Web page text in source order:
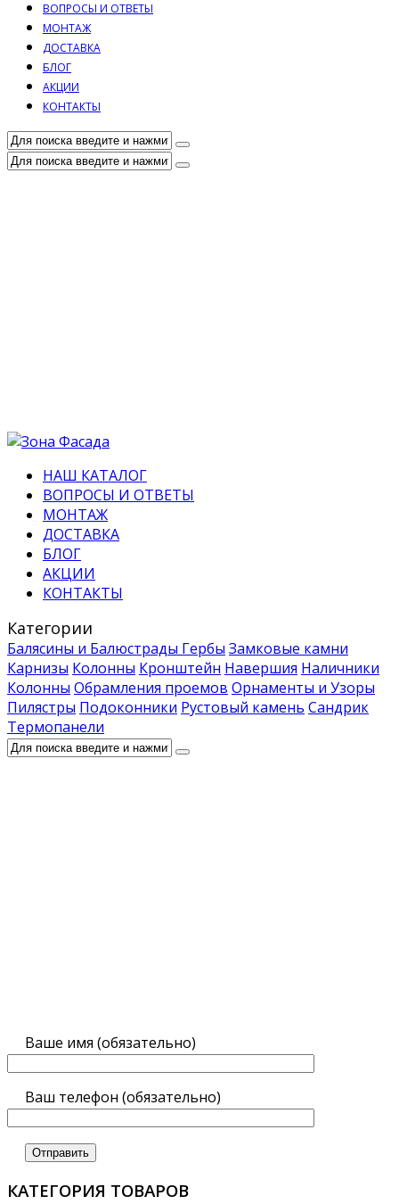
ВОПРОСЫ И ОТВЕТЫ
МОНТАЖ
ДОСТАВКА
БЛОГ
АКЦИИ
КОНТАКТЫ
НАШ КАТАЛОГ
ВОПРОСЫ И ОТВЕТЫ
МОНТАЖ
ДОСТАВКА
БЛОГ
АКЦИИ
КОНТАКТЫ
Категории
Балясины и Балюстрады Гербы Замковые камни
Карнизы Колонны Кронштейн Навершия Наличники
Колонны Обрамления проемов Орнаменты и Узоры
Пилястры Подоконники Рустовый камень Сандрик
Термопанели
Ваше имя (обязательно)
Ваш телефон (обязательно)
КАТЕГОРИЯ ТОВАРОВ